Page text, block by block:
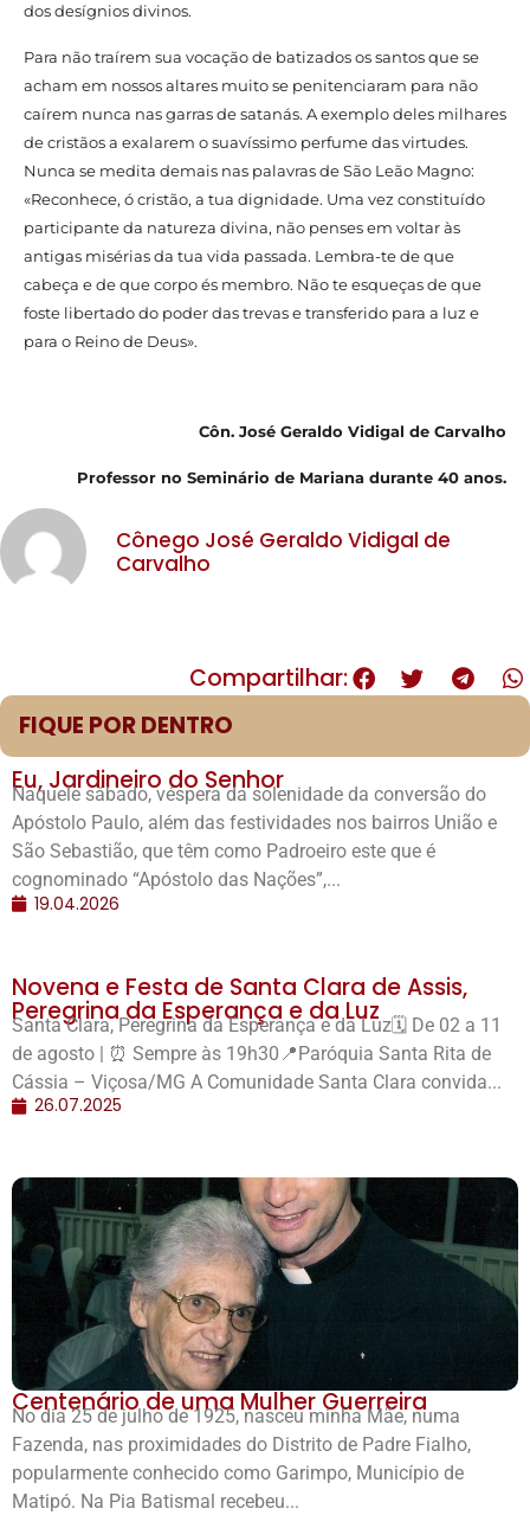
dos desígnios divinos.
Para não traírem sua vocação de batizados os santos que se
acham em nossos altares muito se penitenciaram para não
caírem nunca nas garras de satanás. A exemplo deles milhares
de cristãos a exalarem o suavíssimo perfume das virtudes.
Nunca se medita demais nas palavras de São Leão Magno:
«Reconhece, ó cristão, a tua dignidade. Uma vez constituído
participante da natureza divina, não penses em voltar às
antigas misérias da tua vida passada. Lembra-te de que
cabeça e de que corpo és membro. Não te esqueças de que
foste libertado do poder das trevas e transferido para a luz e
para o Reino de Deus».
Côn. José Geraldo Vidigal de Carvalho
Professor no Seminário de Mariana durante 40 anos.
Cônego José Geraldo Vidigal de
Carvalho
Compartilhar:
FIQUE POR DENTRO
Eu, Jardineiro do Senhor
Naquele sábado, véspera da solenidade da conversão do
Apóstolo Paulo, além das festividades nos bairros União e
São Sebastião, que têm como Padroeiro este que é
cognominado “Apóstolo das Nações”,...
19.04.2026
Novena e Festa de Santa Clara de Assis,
Peregrina da Esperança e da Luz
Santa Clara, Peregrina da Esperança e da Luz🗓️ De 02 a 11
de agosto | ⏰ Sempre às 19h30📍Paróquia Santa Rita de
Cássia – Viçosa/MG A Comunidade Santa Clara convida...
26.07.2025
Centenário de uma Mulher Guerreira
No dia 25 de julho de 1925, nasceu minha Mãe, numa
Fazenda, nas proximidades do Distrito de Padre Fialho,
popularmente conhecido como Garimpo, Município de
Matipó. Na Pia Batismal recebeu...